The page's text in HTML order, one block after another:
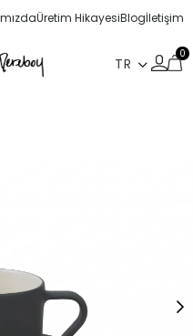
Üretim HikayesiBlogİletişim
0